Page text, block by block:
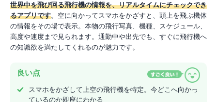
世界中を飛び回る飛行機の情報を、リアルタイムにチェックでき
るアプリです。空に向かってスマホをかざすと、頭上を飛ぶ機体
の情報をその場で表示。本物の飛行写真、機種、スケジュール、
高度や速度まで見られます。通勤中や出先でも、すぐに飛行機へ
の知識欲を満たしてくれるのが魅力です。
良い点
スマホをかざして上空の飛行機を特定。今どこへ向かっ
ているのか即座にわかる